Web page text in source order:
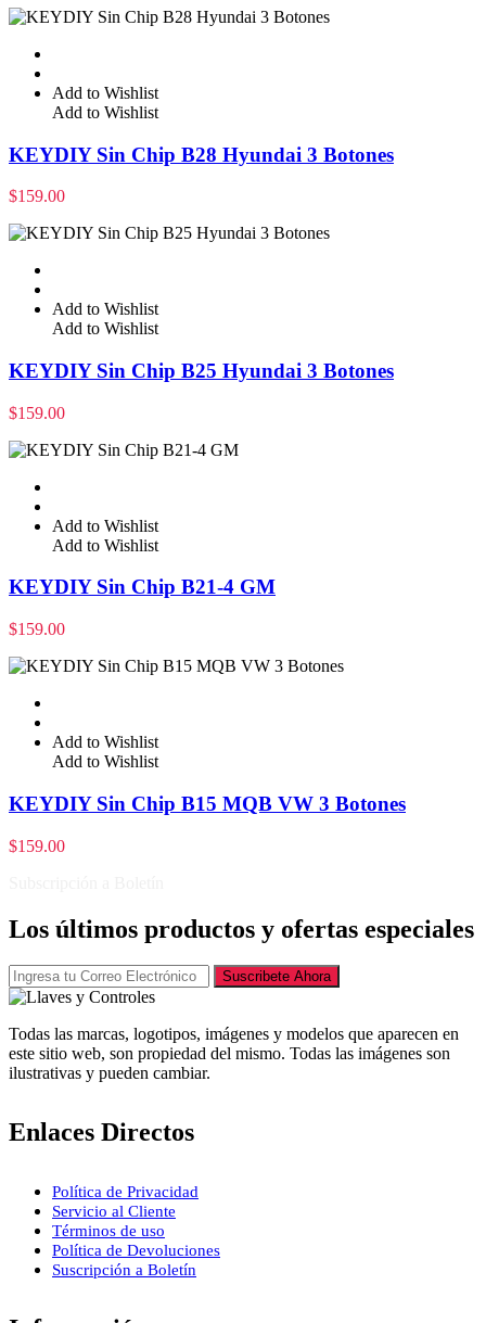
Add to Wishlist
Add to Wishlist
KEYDIY Sin Chip B28 Hyundai 3 Botones
$159.00
Add to Wishlist
Add to Wishlist
KEYDIY Sin Chip B25 Hyundai 3 Botones
$159.00
Add to Wishlist
Add to Wishlist
KEYDIY Sin Chip B21-4 GM
$159.00
Add to Wishlist
Add to Wishlist
KEYDIY Sin Chip B15 MQB VW 3 Botones
$159.00
Los últimos productos y ofertas especiales
Suscribete Ahora
Todas las marcas, logotipos, imágenes y modelos que aparecen en
este sitio web, son propiedad del mismo. Todas las imágenes son
ilustrativas y pueden cambiar.
Enlaces Directos
Política de Privacidad
Servicio al Cliente
Términos de uso
Política de Devoluciones
Suscripción a Boletín